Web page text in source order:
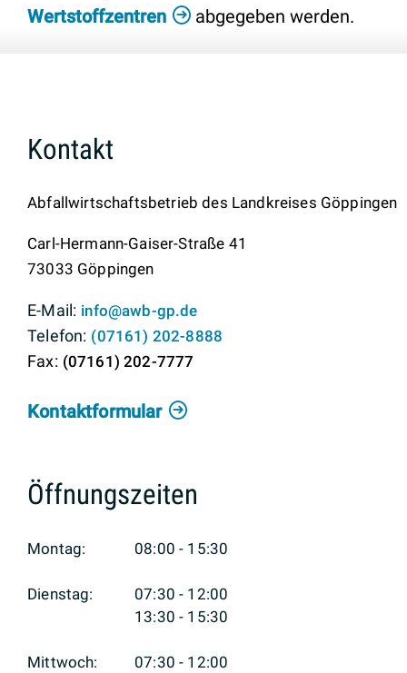
Wertstoffzentren
abgegeben werden.
Kontakt
Abfallwirtschaftsbetrieb des Landkreises Göppingen
Carl-Hermann-Gaiser-Straße 41
73033 Göppingen
info@awb-gp.de
(071 61) 202-8888
(071 61) 202-7777
Kontaktformular
Öffnungszeiten
Montag: 08:00 - 15:30
Dienstag:
07:30 - 12:00
13:30 - 15:30
Mittwoch: 07:30 - 12:00